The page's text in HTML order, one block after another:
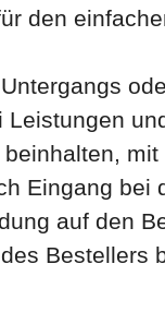
den
Eingang bei
auf den
Bestellers